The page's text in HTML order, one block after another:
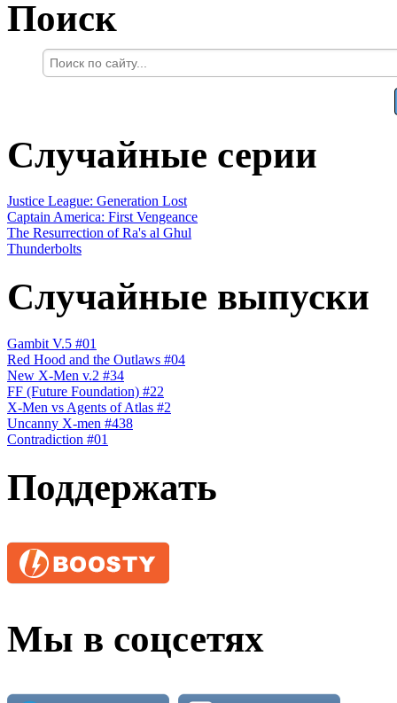
Поиск
Случайные серии
Justice League: Generation Lost
Captain America: First Vengeance
The Resurrection of Ra's al Ghul
Thunderbolts
Случайные выпуски
Gambit V.5 #01
Red Hood and the Outlaws #04
New X-Men v.2 #34
FF (Future Foundation) #22
X-Men vs Agents of Atlas #2
Uncanny X-men #438
Contradiction #01
Поддержать
Мы в соцсетях